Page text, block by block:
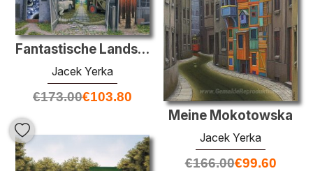
Fantastische Landschaft
Jacek Yerka
€173.00€103.80
Meine Mokotowska
Jacek Yerka
€166.00€99.60